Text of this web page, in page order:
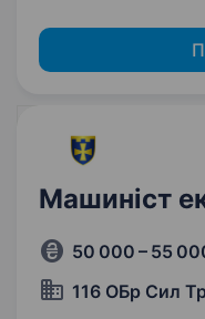
Машиніст
50 000 – 55
116 ОБр Сил